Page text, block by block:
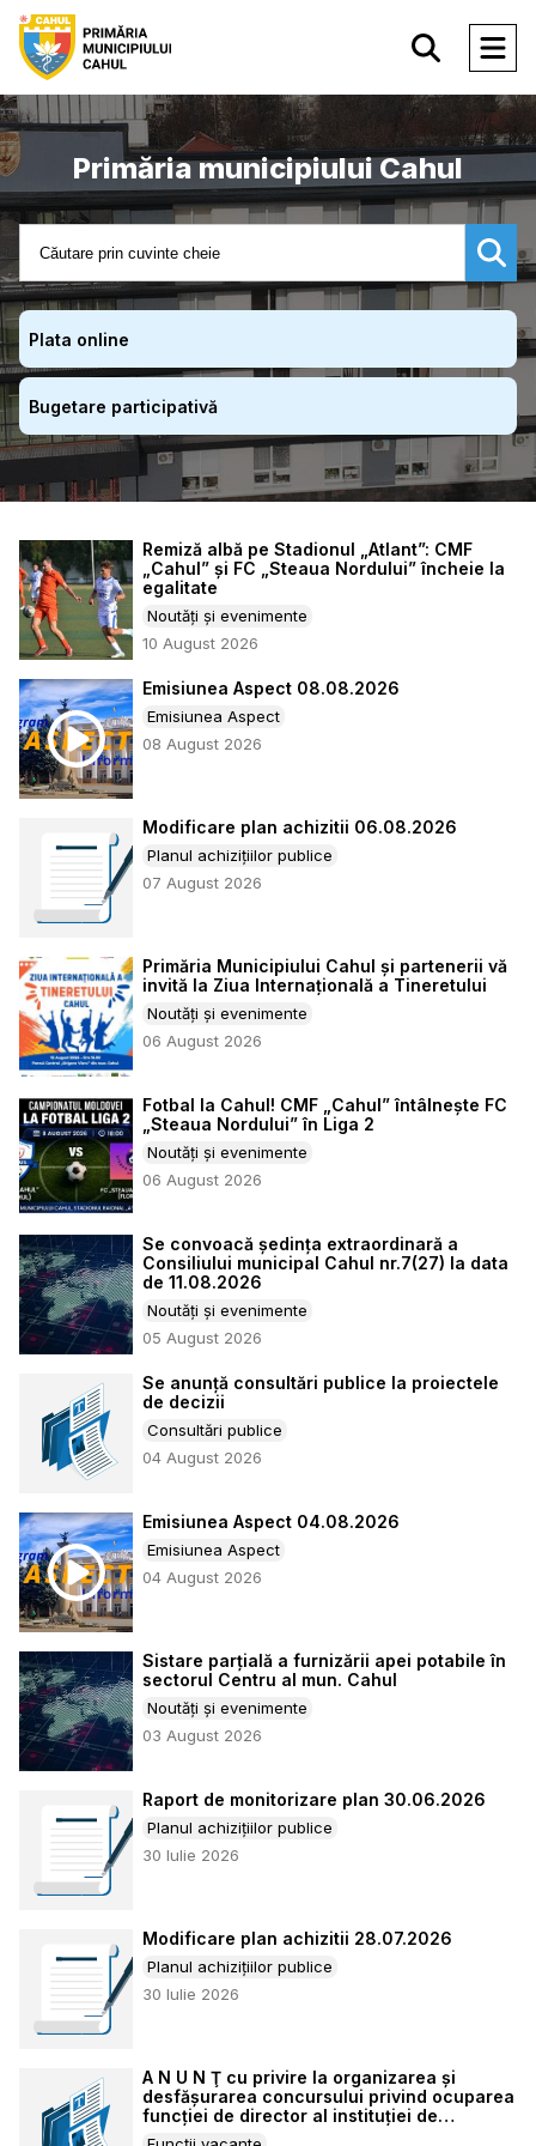
Primăria municipiului Cahul
Plata online
Bugetare participativă
Remiză albă pe Stadionul „Atlant”: CMF
„Cahul” și FC „Steaua Nordului” încheie la
egalitate
Noutăți și evenimente
10 August 2026
Emisiunea Aspect 08.08.2026
Emisiunea Aspect
08 August 2026
Modificare plan achizitii 06.08.2026
Planul achizițiilor publice
07 August 2026
Primăria Municipiului Cahul și partenerii vă
invită la Ziua Internațională a Tineretului
Noutăți și evenimente
06 August 2026
Fotbal la Cahul! CMF „Cahul” întâlnește FC
„Steaua Nordului” în Liga 2
Noutăți și evenimente
06 August 2026
Se convoacă ședința extraordinară a
Consiliului municipal Cahul nr.7(27) la data
de 11.08.2026
Noutăți și evenimente
05 August 2026
Se anunță consultări publice la proiectele
de decizii
Consultări publice
04 August 2026
Emisiunea Aspect 04.08.2026
Emisiunea Aspect
04 August 2026
Sistare parțială a furnizării apei potabile în
sectorul Centru al mun. Cahul
Noutăți și evenimente
03 August 2026
Raport de monitorizare plan 30.06.2026
Planul achizițiilor publice
30 Iulie 2026
Modificare plan achizitii 28.07.2026
Planul achizițiilor publice
30 Iulie 2026
A N U N Ţ сu privire la organizarea și
desfăşurarea concursului privind ocuparea
funcției de director al instituției de
învățământ preșcolar din municipiul Cahul